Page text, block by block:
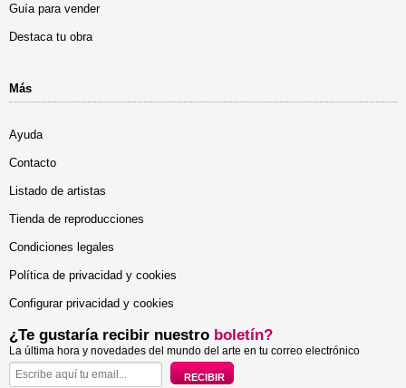
Guía para vender
Destaca tu obra
Más
Ayuda
Contacto
Listado de artistas
Tienda de reproducciones
Condiciones legales
Política de privacidad y cookies
Configurar privacidad y cookies
¿Te gustaría recibir nuestro boletín?
La última hora y novedades del mundo del arte en tu correo electrónico